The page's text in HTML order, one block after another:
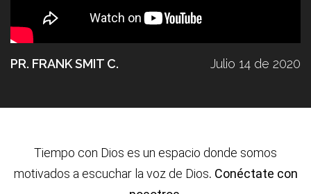
PR. FRANK SMIT C. Julio 14 de 2020
Tiempo con Dios es un espacio donde somos
motivados a escuchar la voz de Dios. Conéctate con